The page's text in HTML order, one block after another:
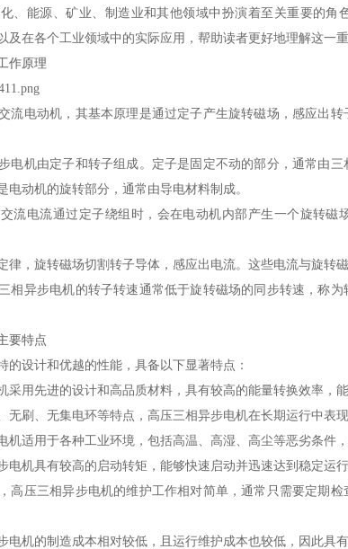
、能源、矿业、制造业和其他领域中扮演着至关重要的角
及在各个工业领域中的实际应用，帮助读者更好地理解这一
作原理
流电动机，其基本原理是通过定子产生旋转磁场，感应出
电机由定子和转子组成。定子是固定不动的部分，通常由
电动机的旋转部分，通常由导电材料制成。
交流电流通过定子绕组时，会在电动机内部产生一个旋转
律，旋转磁场切割转子导体，感应出电流。这些电流与旋转
三相异步电机的转子转速通常低于旋转磁场的同步转速，称
要特点
的设计和优越的性能，具备以下显著特点：
采用先进的设计和高品质材料，具有较高的能量转换效率，
无刷、无集电环等特点，高压三相异步电机在长期运行中表
机适用于各种工业环境，包括高温、高湿、高尘等恶劣条件
电机具有较高的启动转矩，能够快速启动并迅速达到稳定运
高压三相异步电机的维护工作相对简单，通常只需要定期
电机的制造成本相对较低，且运行维护成本也较低，因此具